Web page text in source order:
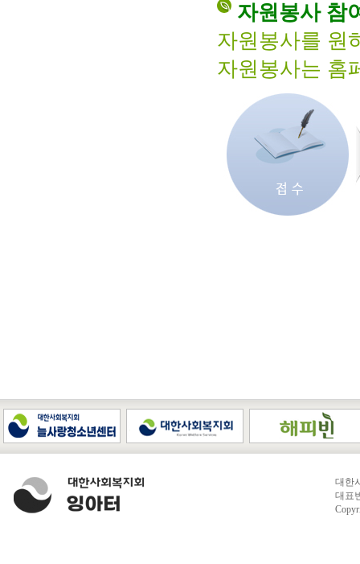
자원봉사 참
자원봉사를 원
자원봉사는 홈
대한
대표